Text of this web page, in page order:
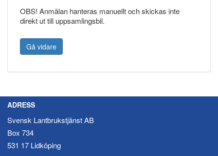
OBS! Anmälan hanteras manuellt och skickas inte
direkt ut till uppsamlingsbil.
Gå vidare
ADRESS
Svensk Lantbrukstjänst AB
Box 734
531 17 Lidköping